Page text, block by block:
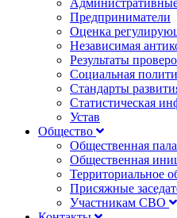
Предприниматели
Оценка
Независимая
Результаты
Социальная
Стандарты
Статистическая
Устав
Общество
Общественная
Общественная
Территориальное
Присяжные
Участникам СВО